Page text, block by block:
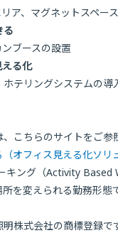
、マグネットスペー
る
ブースの設置
る化
リングシステムの導
こちらのサイトをご参
オフィス見える化ソリ
ング（Activity
を変えられる勤務形態
株式会社の商標登録で